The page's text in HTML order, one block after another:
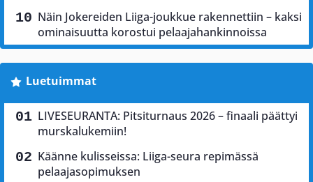
Näin Jokereiden Liiga-joukkue rakennettiin – kaksi
ominaisuutta korostui pelaajahankinnoissa
Luetuimmat
LIVESEURANTA: Pitsiturnaus 2026 – finaali päättyi
murskalukemiin!
Käänne kulisseissa: Liiga-seura repimässä
pelaajasopimuksen